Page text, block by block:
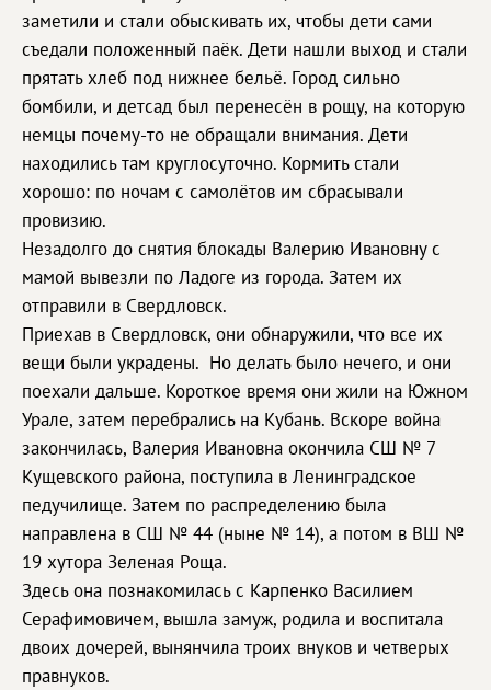
заметили и стали обыскивать их, чтобы дети сами
съедали положенный паёк. Дети нашли выход и стали
прятать хлеб под нижнее бельё. Город сильно
бомбили, и детсад был перенесён в рощу, на которую
немцы почему-то не обращали внимания. Дети
находились там круглосуточно. Кормить стали
хорошо: по ночам с самолётов им сбрасывали
провизию.
Незадолго до снятия блокады Валерию Ивановну с
мамой вывезли по Ладоге из города. Затем их
отправили в Свердловск.
Приехав в Свердловск, они обнаружили, что все их
вещи были украдены. Но делать было нечего, и они
поехали дальше. Короткое время они жили на Южном
Урале, затем перебрались на Кубань. Вскоре война
закончилась, Валерия Ивановна окончила СШ № 7
Кущевского района, поступила в Ленинградское
педучилище. Затем по распределению была
направлена в СШ № 44 (ныне № 14), а потом в ВШ №
19 хутора Зеленая Роща.
Здесь она познакомилась с Карпенко Василием
Серафимовичем, вышла замуж, родила и воспитала
двоих дочерей, вынянчила троих внуков и четверых
правнуков.